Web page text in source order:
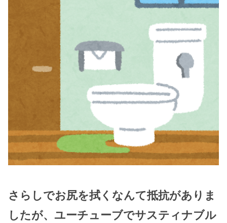
さらしでお尻を拭くなんて抵抗がありま
したが、ユーチューブでサスティナブル